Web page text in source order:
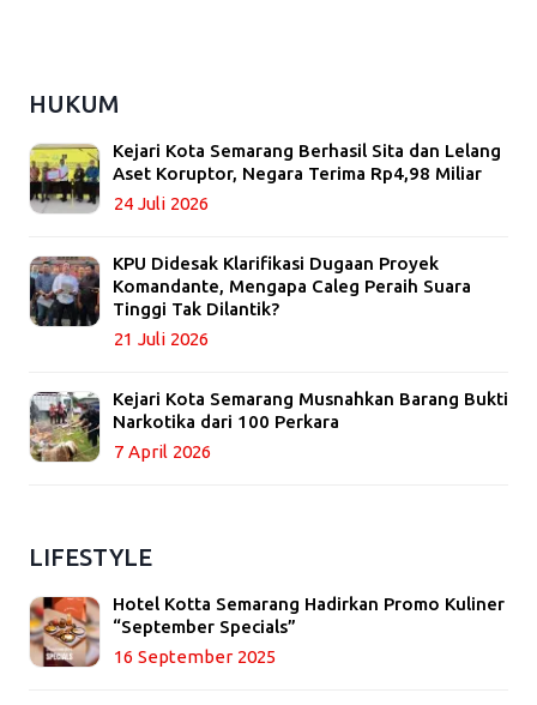
HUKUM
Kejari Kota Semarang Berhasil Sita dan Lelang
Aset Koruptor, Negara Terima Rp4,98 Miliar
24 Juli 2026
KPU Didesak Klarifikasi Dugaan Proyek
Komandante, Mengapa Caleg Peraih Suara
Tinggi Tak Dilantik?
21 Juli 2026
Kejari Kota Semarang Musnahkan Barang Bukti
Narkotika dari 100 Perkara
7 April 2026
LIFESTYLE
Hotel Kotta Semarang Hadirkan Promo Kuliner
“September Specials”
16 September 2025